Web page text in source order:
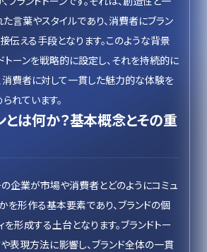
言葉やスタイルであり、消費者にブラン
伝える手段となります。このような背景
トーンを戦略的に設定し、それを持続的に
消費者に対して一貫した魅力的な体験を
れています。
とは何か？基本概念とその重
の企業が市場や消費者とどのようにコミュ
を形作る基本要素であり、ブランドの個
を形成する土台となります。ブランドトー
表現方法に影響し、ブランド全体の一貫